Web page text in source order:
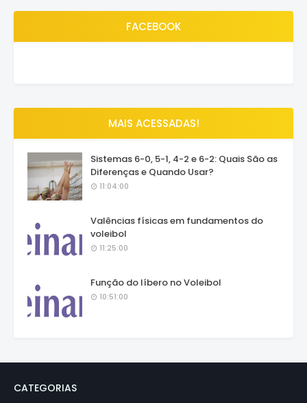
FACEBOOK
MAIS ACESSADAS!
Sistemas 6-0, 5-1, 4-2 e 6-2: Quais São as
Diferenças e Quando Usar?
11:04:00
Valências físicas em fundamentos do
voleibol
11:25:00
Função do líbero no Voleibol
10:51:00
CATEGORIAS